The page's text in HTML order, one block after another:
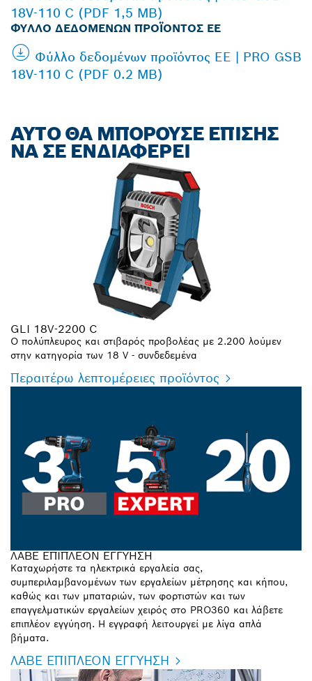
18V-110 C (PDF 1,5 MB)
ΦΎΛΛΟ ΔΕΔΟΜΈΝΩΝ ΠΡΟΪΌΝΤΟΣ ΕΕ
Φύλλο δεδομένων προϊόντος ΕΕ | PRO GSB
18V-110 C (PDF 0.2 MB)
ΑΥΤΌ ΘΑ ΜΠΟΡΟΎΣΕ ΕΠΊΣΗΣ
ΝΑ ΣΕ ΕΝΔΙΑΦΈΡΕΙ
GLI 18V-2200 C
Ο πολύπλευρος και στιβαρός προβολέας με 2.200 λούμεν
στην κατηγορία των 18 V - συνδεδεμένα
Περαιτέρω λεπτομέρειες προϊόντος
ΛΑΒΕ ΕΠΙΠΛΕΟΝ ΕΓΓΥΗΣΗ
Καταχωρήστε τα ηλεκτρικά εργαλεία σας,
συμπεριλαμβανομένων των εργαλείων μέτρησης και κήπου,
καθώς και των μπαταριών, των φορτιστών και των
επαγγελματικών εργαλείων χειρός στο PRO360 και λάβετε
επιπλέον εγγύηση. Η εγγραφή λειτουργεί με λίγα απλά
βήματα.
ΛΑΒΕ ΕΠΙΠΛΕΟΝ ΕΓΓΥΗΣΗ